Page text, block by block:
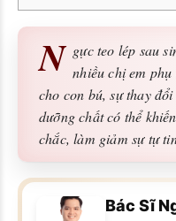
N gực teo lép sau
nhiều chị em
cho con bú, sự thay
dưỡng chất có thể
chắc, làm giảm sự tự
Bác Sĩ